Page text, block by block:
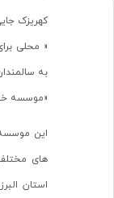
کهریزک
« محلی
به
«موسسه
این
های
استان